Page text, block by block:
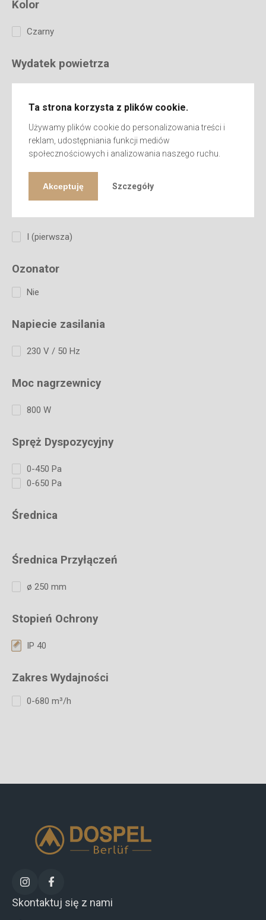
Kolor
Czarny
Wydatek powietrza
600 m³/h
Ciśnienie akustyczne
I (pierwsza)
Ozonator
Nie
Napiecie zasilania
230 V / 50 Hz
Moc nagrzewnicy
800 W
Spręż Dyspozycyjny
0-450 Pa
0-650 Pa
Średnica
Średnica Przyłączeń
ø 250 mm
Stopień Ochrony
IP 40
Zakres Wydajności
0-680 m³/h
Skontaktuj się z nami
Ta strona korzysta z plików cookie.
Używamy plików cookie do personalizowania treści i
reklam, udostępniania funkcji mediów
społecznościowych i analizowania naszego ruchu.
Akceptuję Szczegóły